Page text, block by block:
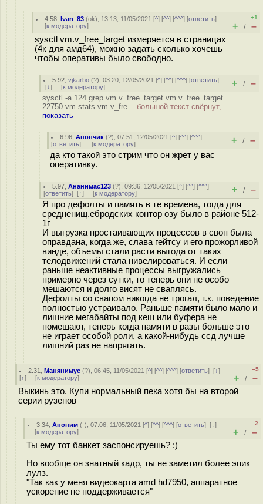
4.58 ,Ivan_83 (ok), 13:13, 11/05/2021 [^] [^^] [^^^] [ответить]
[к модератору]
+1
+ / –
sysctl vm.v_free_target измеряется в страницах
(4к для амд64), можно задать сколько хочешь
чтобы оперативы было свободно.
5.92 ,vjkarbo (?), 03:20, 12/05/2021 [^] [^^] [^^^] [ответить]
[↓] [к модератору] + / –
sysctl -a 124 grep vm v_free_target vm v_free_target
22750 vm stats vm v_fre... большой текст свёрнут,
показать
6.96 ,Анончик (?), 07:51, 12/05/2021 [^] [^^] [^^^]
[ответить] [к модератору] + / –
да кто такой это стрим что он жрет у вас
оперативку.
5.97 ,Ананимас123 (?), 09:36, 12/05/2021 [^] [^^] [^^^]
[ответить] [↑] [к модератору] + / –
Я про дефолты и память в те времена, тогда для
средненищ.ебродских контор озу было в районе 512-
1г
И выгрузка простаивающих процессов в своп была
оправдана, когда же, слава гейтсу и его прожорливой
винде, объемы стали расти выгода от таких
телодвижений стала нивелироваться. И если
раньше неактивные процессы выгружались
примерно через сутки, то теперь они не особо
мешаются и долго висят не сваплясь.
Дефолты со свапом никогда не трогал, т.к. поведение
полностью устраивало. Раньше памяти было мало и
лишние мегабайты под кеш или буфера не
помешают, теперь когда памяти в разы больше это
не играет особой роли, а какой-нибудь ссд лучше
лишний раз не напрягать.
2.31 ,Манянимус (?), 06:45, 11/05/2021 [^] [^^] [^^^] [ответить][↓]
[↑] [к модератору]
–5
+ / –
Выкинь это. Купи нормальный пека хотя бы на второй
серии рузенов
3.34 ,Аноним (-), 07:06, 11/05/2021 [^] [^^] [^^^] [ответить][↓]
[к модератору]
–2
+ / –
Ты ему тот банкет заспонсируешь? :)
Но вообще он знатный кадр, ты не заметил более эпик
лулз.
"Так как у меня видеокарта amd hd7950, аппаратное
ускорение не поддерживается"